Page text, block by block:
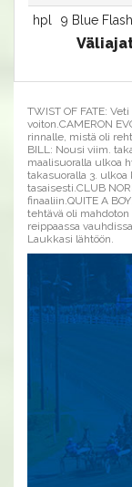
hpl
9 Blue Flash
TWIST OF FATE:
voiton.CAMERON
rinnalle, mistä oli
BILL: Nousi viim.
maalisuoralla ulkoa
takasuoralla 3.
tasaisesti.CLUB
finaaliin.QUITE A
tehtävä oli
reippaassa
Laukkasi lähtöön.